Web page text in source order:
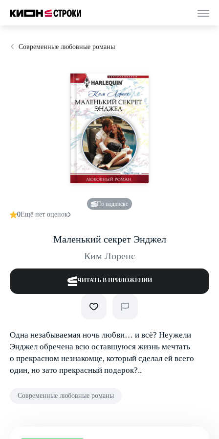
Современные любовные романы
По подписке
0Ещё нет оценок
Маленький секрет Энджел
Ким Лоренс
ЧИТАТЬ В ПРИЛОЖЕНИИ
Одна незабываемая ночь любви… и всё? Неужели
Энджел обречена всю оставшуюся жизнь мечтать
о прекрасном незнакомце, который сделал ей всего
один, но зато прекрасный подарок?..
Современные любовные романы